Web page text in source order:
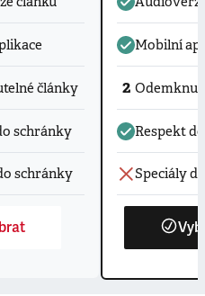
články
schránky
schránky
Mobilní
2
Respekt
Speciály